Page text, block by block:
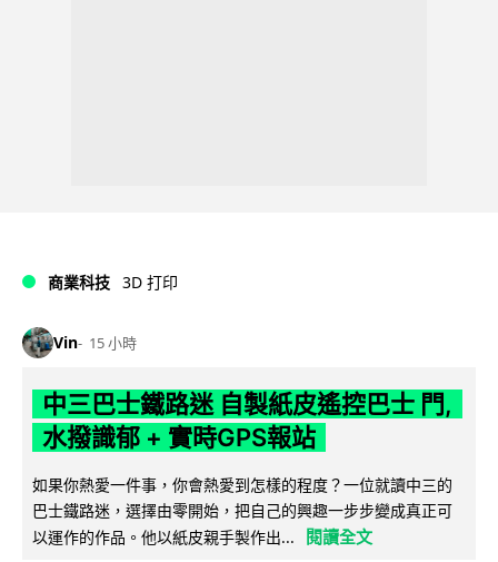
商業科技 3D 打印
Vin 15 小時
中三巴士鐵路迷 自製紙皮遙控巴士 門,
水撥識郁 + 實時GPS報站
如果你熱愛一件事，你會熱愛到怎樣的程度？一位就讀中三的
巴士鐵路迷，選擇由零開始，把自己的興趣一步步變成真正可
以運作的作品。他以紙皮親手製作出...
閱讀全文